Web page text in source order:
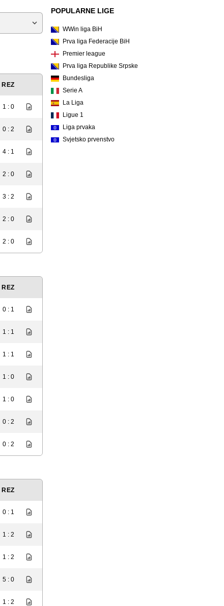
REZ
1 : 0
0 : 2
4 : 1
2 : 0
3 : 2
2 : 0
2 : 0
REZ
0 : 1
1 : 1
1 : 1
1 : 0
1 : 0
0 : 2
0 : 2
REZ
0 : 1
1 : 2
1 : 2
5 : 0
1 : 2
POPULARNE LIGE
WWin liga BiH
Prva liga Federacije BiH
Premier league
Prva liga Republike Srpske
Bundesliga
Serie A
La Liga
Ligue 1
Liga prvaka
Svjetsko prvenstvo